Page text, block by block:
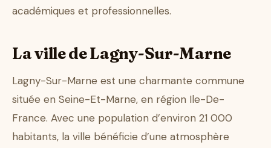
académiques et professionnelles.
La ville de Lagny-Sur-Marne
Lagny-Sur-Marne est une charmante commune
située en Seine-Et-Marne, en région Ile-De-
France. Avec une population d’environ 21 000
habitants, la ville bénéficie d’une atmosphère